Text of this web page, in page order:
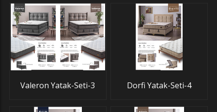
Valeron Yatak-Seti-3 Dorfi Yatak-Seti-4